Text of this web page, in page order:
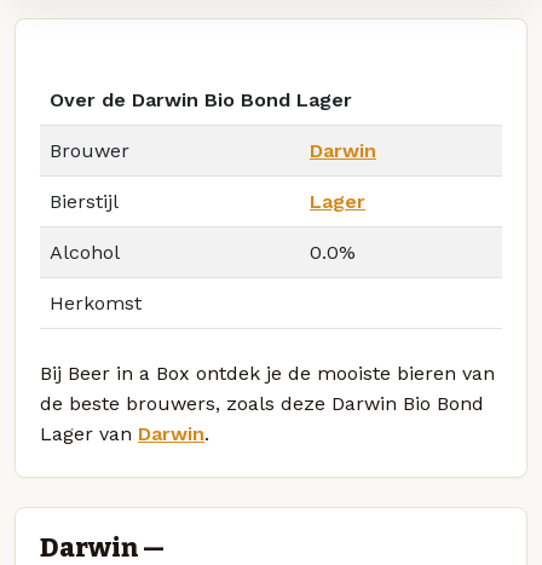
Over de Darwin Bio Bond Lager
Brouwer Darwin
Bierstijl Lager
Alcohol 0.0%
Herkomst
Bij Beer in a Box ontdek je de mooiste bieren van
de beste brouwers, zoals deze Darwin Bio Bond
Lager van Darwin.
Darwin —